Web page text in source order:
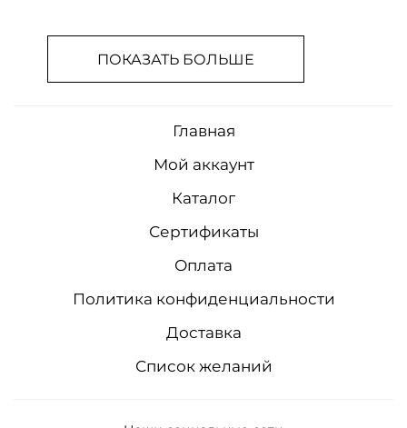
ПОКАЗАТЬ БОЛЬШЕ
Главная
Мой аккаунт
Каталог
Сертификаты
Оплата
Политика конфиденциальности
Доставка
Список желаний